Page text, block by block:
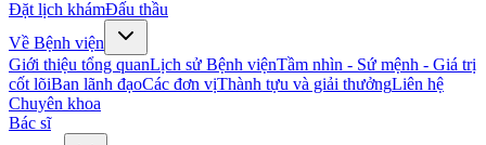
Đặt lịch khámĐấu thầu
Về Bệnh viện
Giới thiệu tổng quanLịch sử Bệnh việnTầm nhìn - Sứ mệnh - Giá trị
cốt lõiBan lãnh đạoCác đơn vịThành tựu và giải thưởngLiên hệ
Chuyên khoa
Bác sĩ